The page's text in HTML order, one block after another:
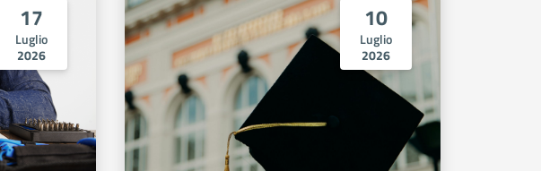
17
Luglio
2026
10
Luglio
2026